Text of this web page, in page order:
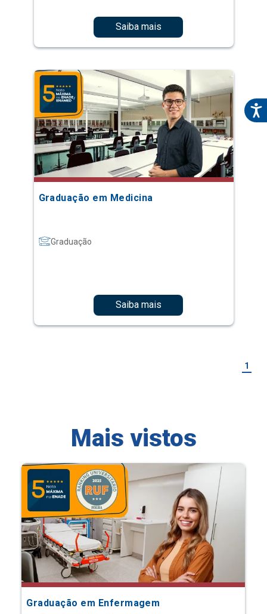
Saiba mais
Graduação em Medicina
Graduação
Saiba mais
1
Mais vistos
Graduação em Enfermagem